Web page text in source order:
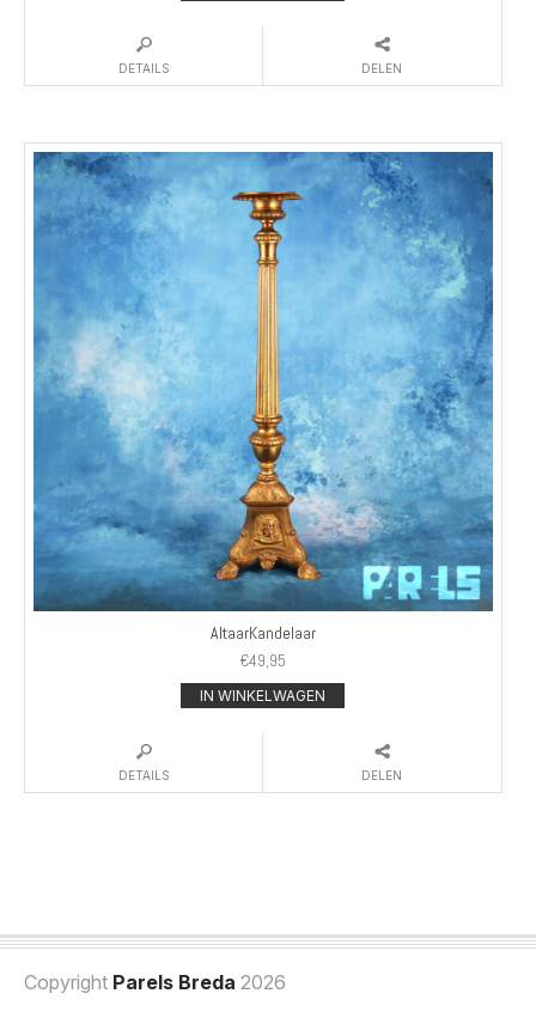
DETAILS DELEN
AltaarKandelaar
€49,95
IN WINKELWAGEN
DETAILS DELEN
Copyright Parels Breda 2026